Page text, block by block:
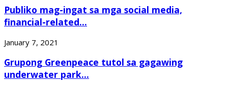
Publiko mag-ingat sa mga social media,
financial-related...
January 7, 2021
Grupong Greenpeace tutol sa gagawing
underwater park...